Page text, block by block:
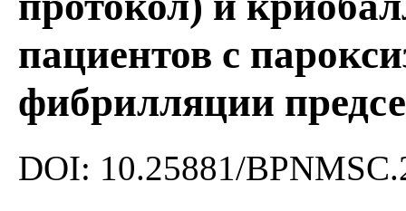
пациентов с
фибрилляции
DOI: 10.25881/